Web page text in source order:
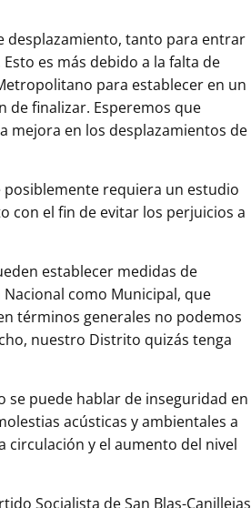
desplazamiento, tanto para entrar
es más debido a la falta de
para establecer en un
de finalizar. Esperemos que
mejora en los desplazamientos de
requiera un estudio
con el fin de evitar los perjuicios a
establecer medidas de
como Municipal, que
términos generales no podemos
nuestro Distrito quizás tenga
puede hablar de inseguridad en
acústicas y ambientales a
y el aumento del nivel
Socialista de San Blas-Canillejas